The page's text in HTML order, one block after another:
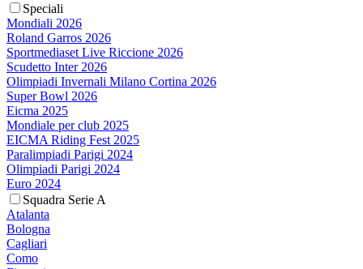
Speciali
Mondiali 2026
Roland Garros 2026
Sportmediaset Live Riccione 2026
Scudetto Inter 2026
Olimpiadi Invernali Milano Cortina 2026
Super Bowl 2026
Eicma 2025
Mondiale per club 2025
EICMA Riding Fest 2025
Paralimpiadi Parigi 2024
Olimpiadi Parigi 2024
Euro 2024
Squadra Serie A
Atalanta
Bologna
Cagliari
Como